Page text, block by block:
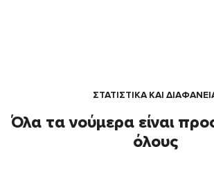
ΣΤΑΤΙΣΤΙΚΑ ΚΑΙ
Όλα τα νούμερα είναι
όλους